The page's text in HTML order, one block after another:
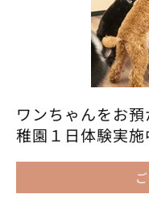
ワンちゃんをお
稚園１日体験実